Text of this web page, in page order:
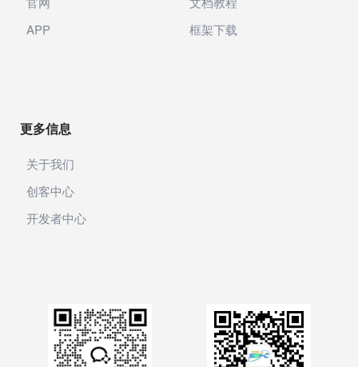
APP
框架下载
更多信息
关于我们
创客中心
开发者中心